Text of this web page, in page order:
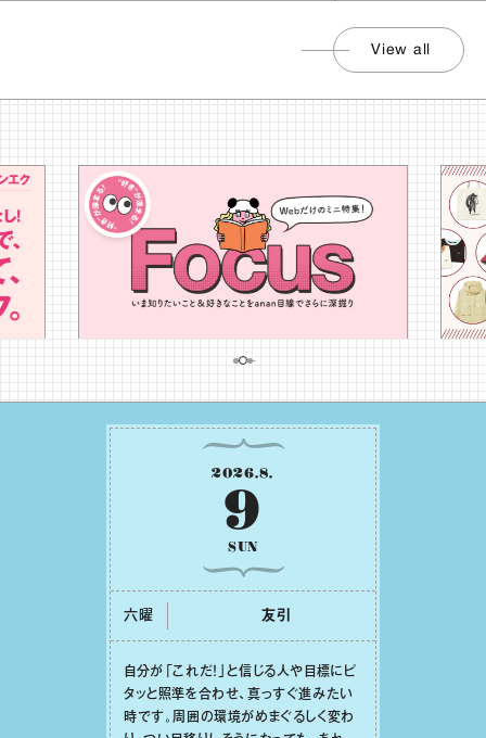
View all
2026.8.
9
SUN
六曜 友引
⾃分が「これだ！」と信じる⼈や⽬標にピ
タッと照準を合わせ、真っすぐ進みたい
時です。周囲の環境がめまぐるしく変わ